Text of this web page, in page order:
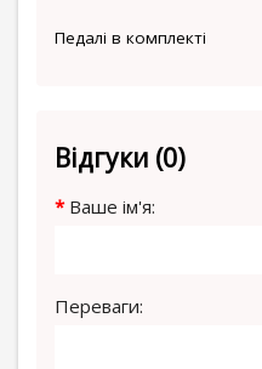
Педалі в комплекті
Відгуки (0)
Ваше ім'я:
Переваги: